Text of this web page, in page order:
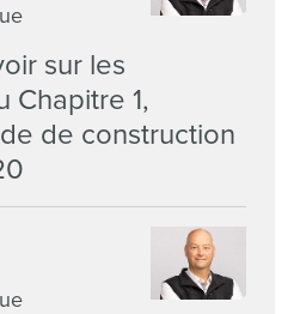
sur les
Chapitre 1,
de construction